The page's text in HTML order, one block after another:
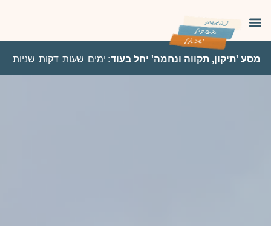
מסע 'תיקון, תקווה ונחמה' יחל בעוד: ימים שעות דקות שניות